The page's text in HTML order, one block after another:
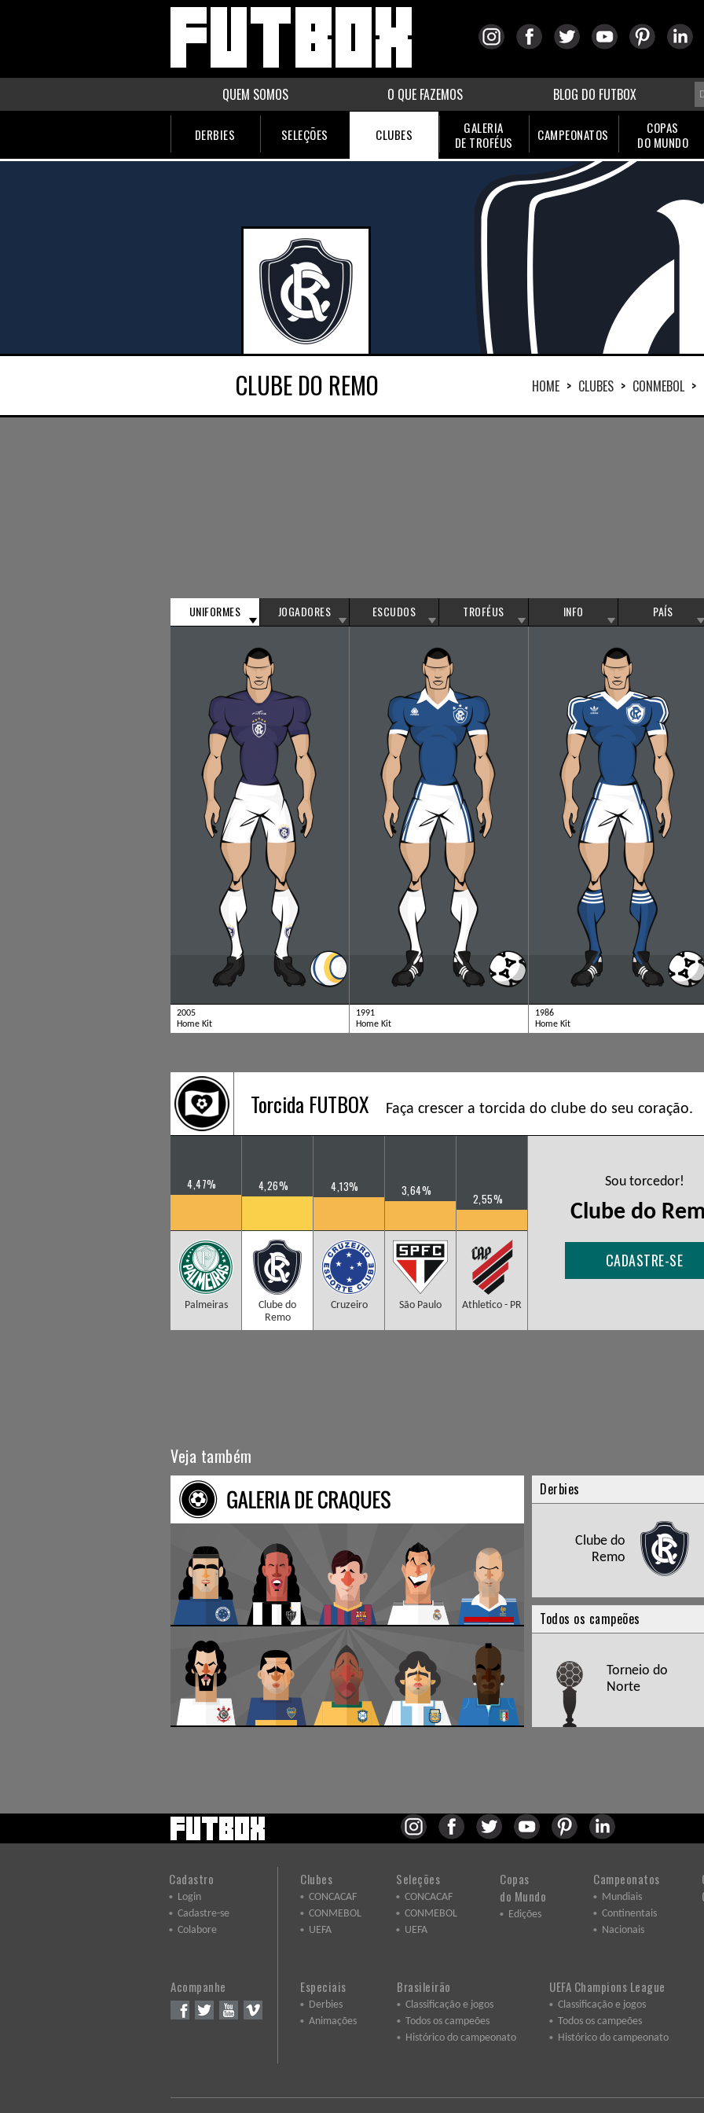
QUEM SOMOS O QUE FAZEMOS BLOG DO FUTBOX
DERBIES SELEÇÕES CLUBES
GALERIA
DE TROFÉUS
CAMPEONATOS
COPAS
DO MUNDO
CLUBE DO REMO HOME > CLUBES > CONMEBOL >
UNIFORMES JOGADORES ESCUDOS TROFÉUS INFO PAÍS
2005
Home Kit
1991
Home Kit
1986
Home Kit
Torcida FUTBOX Faça crescer a torcida do clube do seu coração.
4,47%
Palmeiras
4,26%
Clube do
Remo
4,13%
Cruzeiro
3,64%
São Paulo
2,55%
Athletico - PR
Sou torcedor!
Clube do
CADASTRE-SE
Veja também
Derbies
Clube do
Remo
Todos os campeões
Torneio do
Norte
Cadastro
Login
Cadastre-se
Colabore
Acompanhe
Clubes
CONCACAF
CONMEBOL
UEFA
Seleções
CONCACAF
CONMEBOL
UEFA
Copas
do Mundo
Edições
Campeonatos
Mundiais
Continentais
Nacionais
Especiais
Derbies
Animações
Brasileirão
Classificação e jogos
Todos os campeões
Histórico do campeonato
UEFA Champions League
Classificação e jogos
Todos os campeões
Histórico do campeonato